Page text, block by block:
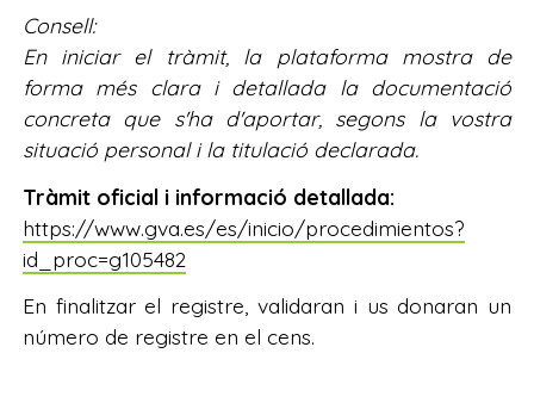
Consell:
En iniciar el tràmit, la plataforma mostra de
forma més clara i detallada la documentació
concreta que s'ha d'aportar, segons la vostra
situació personal i la titulació declarada.
Tràmit oficial i informació detallada:
https://www.gva.es/es/inicio/procedimientos?
id_proc=g105482
En finalitzar el registre, validaran i us donaran un
número de registre en el cens.